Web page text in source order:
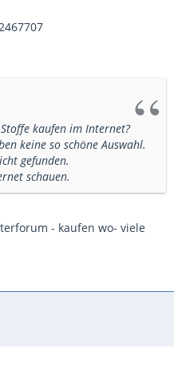
kaufen im Internet?
keine so schöne Auswahl.
gefunden.
schauen.
- kaufen wo- viele